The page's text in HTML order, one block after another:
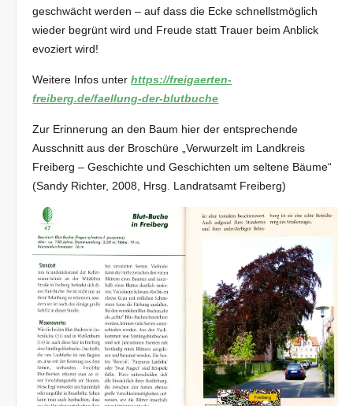
geschwächt werden – auf dass die Ecke schnellstmöglich
wieder begrünt wird und Freude statt Trauer beim Anblick
evoziert wird!
Weitere Infos unterhttps://freigaerten-
freiberg.de/faellung-der-blutbuche
Zur Erinnerung an den Baum hier der entsprechende
Ausschnitt aus der Broschüre „Verwurzelt im Landkreis
Freiberg – Geschichte und Geschichten um seltene Bäume“
(Sandy Richter, 2008, Hrsg. Landratsamt Freiberg)